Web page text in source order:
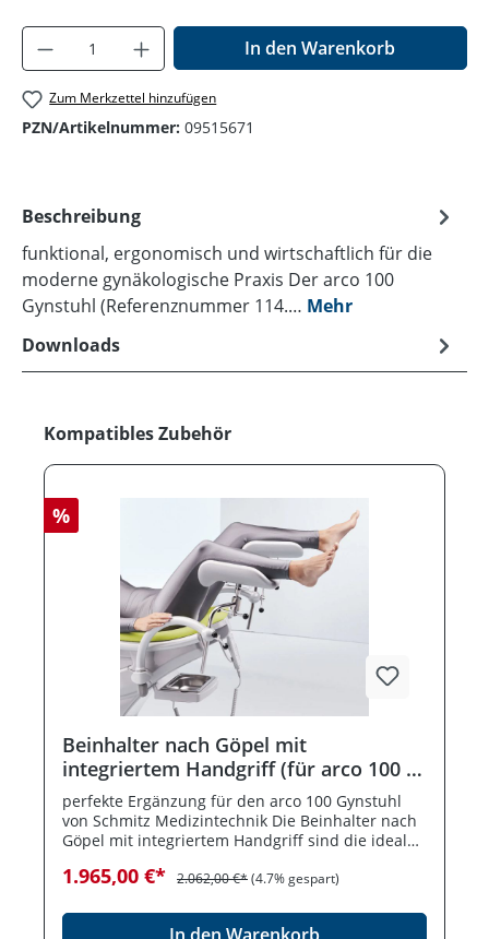
Produkt Anzahl: Gib den gewünschten
In den Warenkorb
Zum Merkzettel hinzufügen
PZN/Artikelnummer: 09515671
Beschreibung
funktional, ergonomisch und wirtschaftlich für die
moderne gynäkologische Praxis Der arco 100
Gynstuhl (Referenznummer 114.… Mehr
Downloads
Produktgalerie überspringen
Kompatibles Zubehör
%
Beinhalter nach Göpel mit
integriertem Handgriff (für arco 100 /
200)
perfekte Ergänzung für den arco 100 Gynstuhl
von Schmitz Medizintechnik Die Beinhalter nach
Göpel mit integriertem Handgriff sind die ideale
Schmitz Medizintechnik – für alle, die eine
und maximale Ergonomie in der gynäkologischen
1.965,00 €* 2.062,00 €*(4.7% gespart)
In den Warenkorb